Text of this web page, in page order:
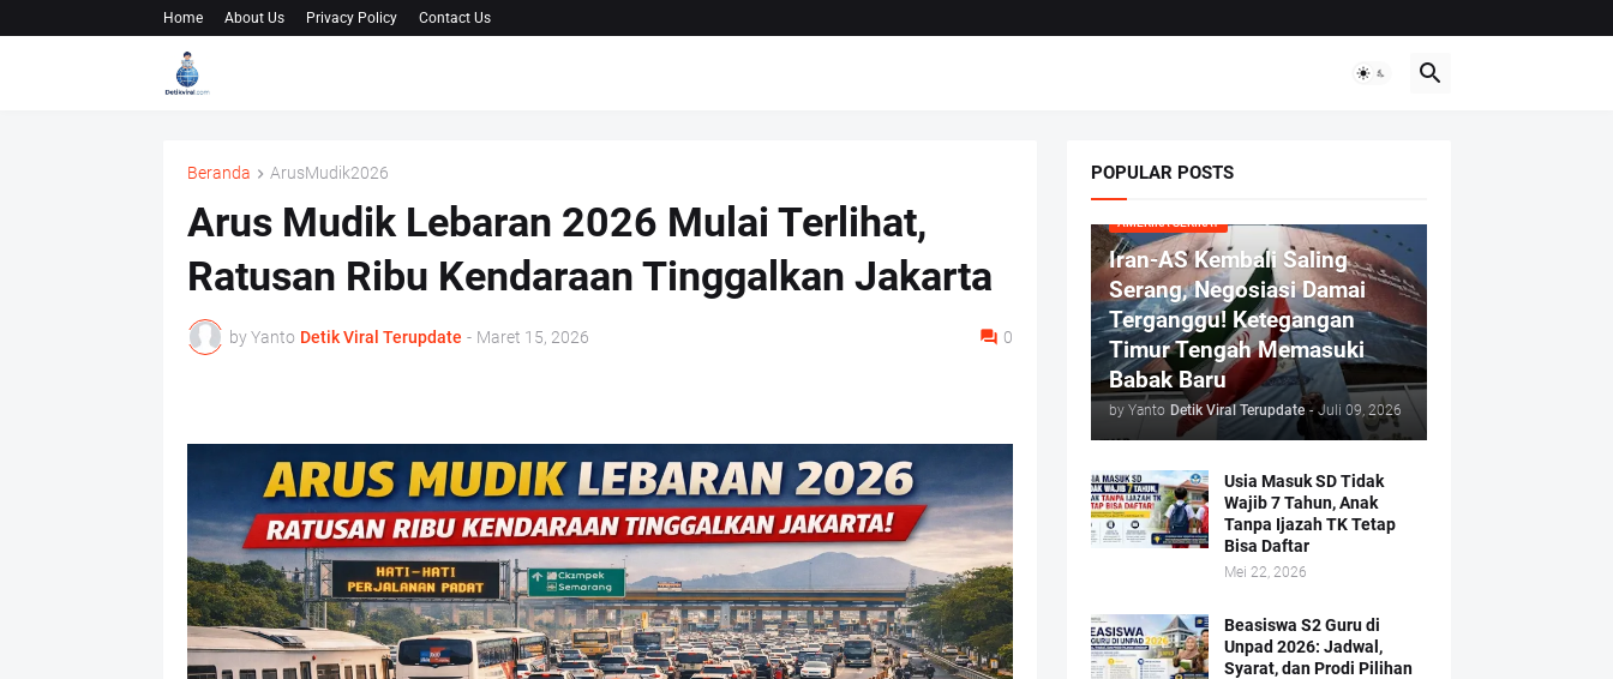
Home About Us Privacy Policy Contact Us
Beranda ArusMudik2026
Arus Mudik Lebaran 2026 Mulai Terlihat,
Ratusan Ribu Kendaraan Tinggalkan Jakarta
by Yanto Detik Viral Terupdate - Maret 15, 2026 0
POPULAR POSTS
AMERIKA SERIKAT
Iran-AS Kembali Saling
Serang, Negosiasi Damai
Terganggu! Ketegangan
Timur Tengah Memasuki
Babak Baru
by Yanto Detik Viral Terupdate - Juli 09, 2026
Usia Masuk SD Tidak
Wajib 7 Tahun, Anak
Tanpa Ijazah TK Tetap
Bisa Daftar
Mei 22, 2026
Beasiswa S2 Guru di
Unpad 2026: Jadwal,
Syarat, dan Prodi Pilihan